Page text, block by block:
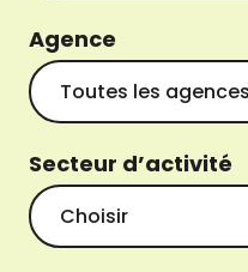
Agence
Secteur d’activité